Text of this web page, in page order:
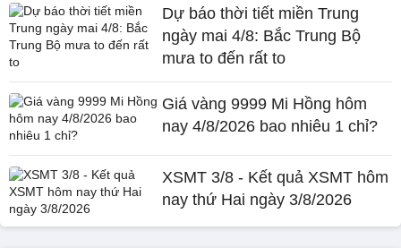
Dự báo thời tiết miền Trung
ngày mai 4/8: Bắc Trung Bộ
mưa to đến rất to
Giá vàng 9999 Mi Hồng hôm
nay 4/8/2026 bao nhiêu 1 chỉ?
XSMT 3/8 - Kết quả XSMT hôm
nay thứ Hai ngày 3/8/2026